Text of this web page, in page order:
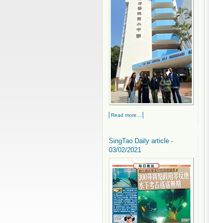
Read more...
SingTao Daily article -
03/02/2021